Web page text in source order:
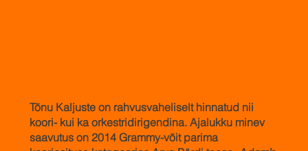
Tõnu Kaljuste on rahvusvaheliselt hinnatud nii
koori- kui ka orkestridirigendina. Ajalukku minev
saavutus on 2014 Grammy-võit parima